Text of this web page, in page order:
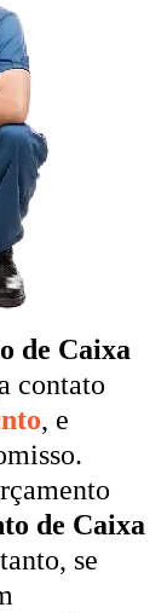
de Caixa
contato
, e
de Caixa
se